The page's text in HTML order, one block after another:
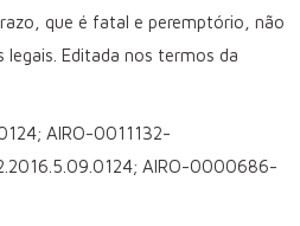
que é fatal e peremptório, não
Editada nos termos da
AIRO-0011132-
AIRO-0000686-